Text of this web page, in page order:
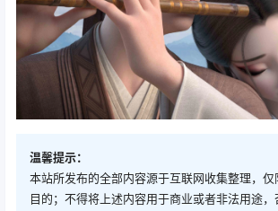
温馨提示：
本站所发布的全部内容源于互联网收集整理，
目的；不得将上述内容用于商业或者非法用途